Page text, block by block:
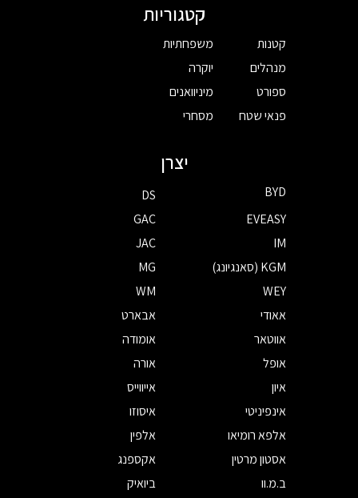
קטגוריות
קטנות
מנהלים
ספורט
פנאי שטח
משפחתיות
יוקרה
מיניוואנים
מסחרי
יצרן
BYD
DS
EVEASY
GAC
IM
JAC
KGM (סאנגיונג)
MG
WEY
WM
אאודי
אבארט
אווטאר
אומודה
אופל
אורה
איון
אייווייס
אינפיניטי
איסוזו
אלפא רומיאו
אלפין
אסטון מרטין
אקספנג
ב.מ.וו
ביואיק